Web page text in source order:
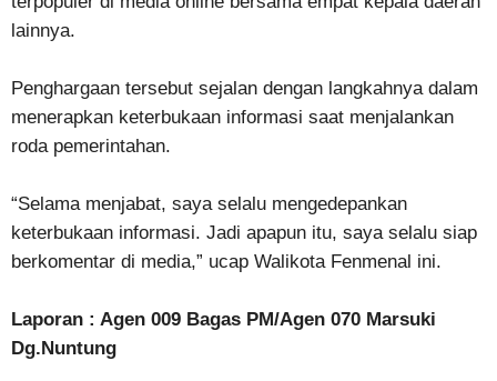
lainnya.
Penghargaan tersebut sejalan dengan langkahnya dalam
menerapkan keterbukaan informasi saat menjalankan
roda pemerintahan.
“Selama menjabat, saya selalu mengedepankan
keterbukaan informasi. Jadi apapun itu, saya selalu siap
berkomentar di media,” ucap Walikota Fenmenal ini.
Laporan : Agen 009 Bagas PM/Agen 070 Marsuki
Dg.Nuntung